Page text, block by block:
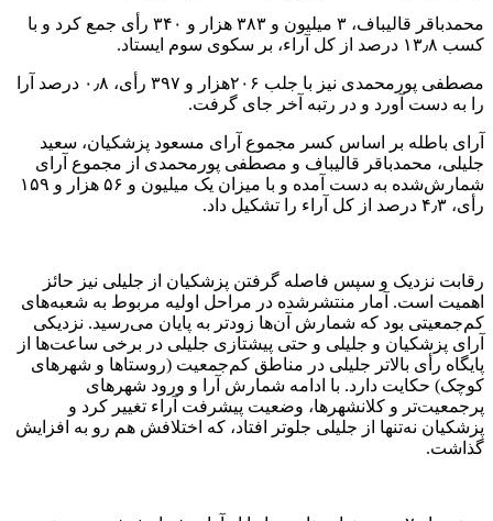
محمدباقر قالیباف، ۳ میلیون و ۳۸۳ هزار و ۳۴۰ رأی جمع کرد و با
کسب ۱۳٫۸ درصد از کل آراء، بر سکوی سوم ایستاد.
مصطفی پورمحمدی نیز با جلب ۲۰۶هزار و ۳۹۷ رأی، ۰٫۸ درصد آرا
را به دست آورد و در رتبه آخر جای گرفت.
آرای باطله بر اساس کسر مجموع آرای مسعود پزشکیان، سعید
جلیلی، محمدباقر قالیباف و مصطفی پورمحمدی از مجموع آرای
شمارش‌شده به دست آمده و با میزان یک میلیون و ۵۶ هزار و ۱۵۹
رأی، ۴٫۳ درصد از کل آراء را تشکیل داد.
رقابت نزدیک و سپس فاصله گرفتن پزشکیان از جلیلی نیز حائز
اهمیت است. آمار منتشرشده در مراحل اولیه مربوط به شعبه‌های
کم‌جمعیتی بود که شمارش آن‌ها زودتر به پایان می‌رسید. نزدیکی
آرای پزشکیان و جلیلی و حتی پیشتازی جلیلی در برخی ساعت‌ها از
پایگاه رأی بالاتر جلیلی در مناطق کم‌جمعیت (روستاها و شهرهای
کوچک) حکایت دارد. با ادامه شمارش آرا و ورود شهرهای
پرجمعیت‌تر و کلانشهرها، وضعیت پیشرفت آراء تغییر کرد و
پزشکیان نه‌تنها از جلیلی جلوتر افتاد، که اختلافش هم رو به افزایش
گذاشت.